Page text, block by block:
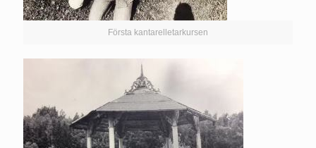
Första kantarelletarkursen